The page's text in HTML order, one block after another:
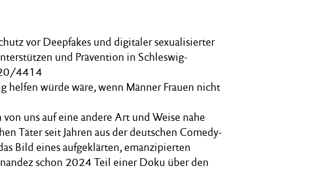
vor Deepfakes und digitaler sexualisierter
und Prävention in Schleswig-
4414
helfen würde wäre, wenn Männer Frauen nicht
uns auf eine andere Art und Weise nahe
Täter seit Jahren aus der deutschen Comedy-
Bild eines aufgeklärten, emanzipierten
schon 2024 Teil einer Doku über den